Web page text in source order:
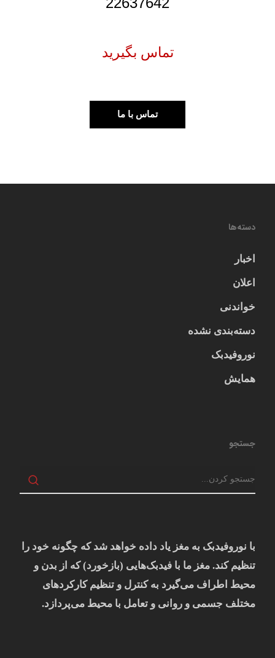
تماس بگیرید
تماس با ما
دسته‌ها
اخبار
اعلان
خواندنی
دسته‌بندی نشده
نوروفیدبک
همایش
جستجو
با نوروفیدبک به مغز ياد داده خواهد شد كه چگونه خود را
تنظيم كند. مغز ما با فيدبک‌هايی (بازخورد) که از بدن و
محيط اطراف می‌گيرد به کنترل و تنظيم کارکردهای
مختلف جسمی و روانی و تعامل با محيط می‌پردازد.